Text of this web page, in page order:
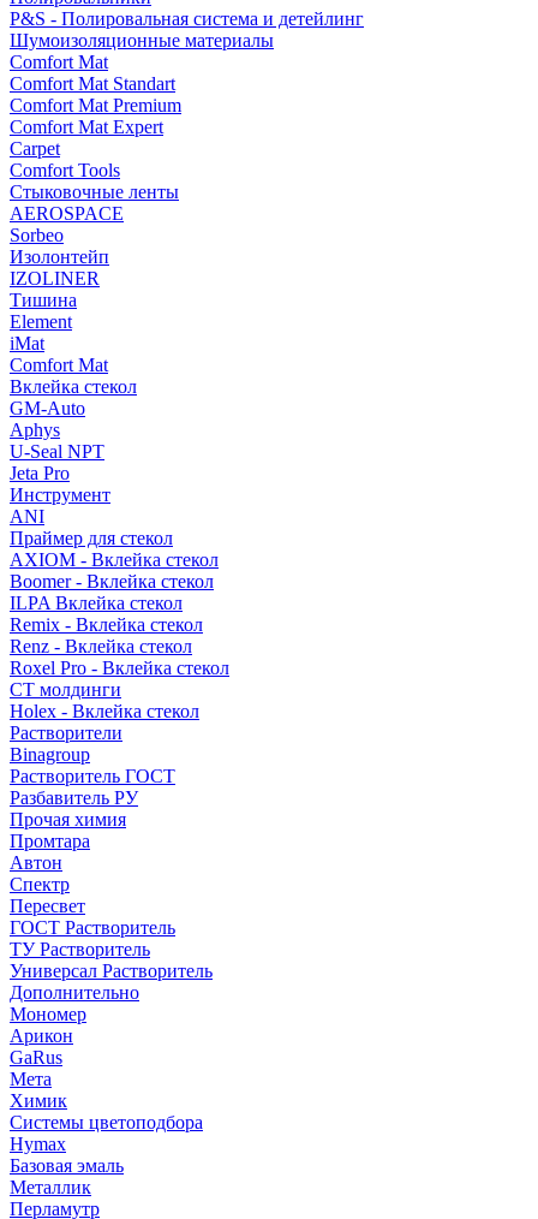
P&S - Полировальная система и детейлинг
Шумоизоляционные материалы
Comfort Mat
Comfort Mat Standart
Comfort Mat Premium
Comfort Mat Expert
Carpet
Comfort Tools
Стыковочные ленты
AEROSPACE
Sorbeo
Изолонтейп
IZOLINER
Тишина
Element
iMat
Comfort Mat
Вклейка стекол
GM-Auto
Aphys
U-Seal NPT
Jeta Pro
Инструмент
ANI
Праймер для стекол
AXIOM - Вклейка стекол
Boomer - Вклейка стекол
ILPA Вклейка стекол
Remix - Вклейка стекол
Renz - Вклейка стекол
Roxel Pro - Вклейка стекол
СТ молдинги
Holex - Вклейка стекол
Растворители
Binagroup
Растворитель ГОСТ
Разбавитель РУ
Прочая химия
Промтара
Автон
Спектр
Пересвет
ГОСТ Растворитель
ТУ Растворитель
Универсал Растворитель
Дополнительно
Мономер
Арикон
GaRus
Мета
Химик
Системы цветоподбора
Hymax
Базовая эмаль
Металлик
Перламутр